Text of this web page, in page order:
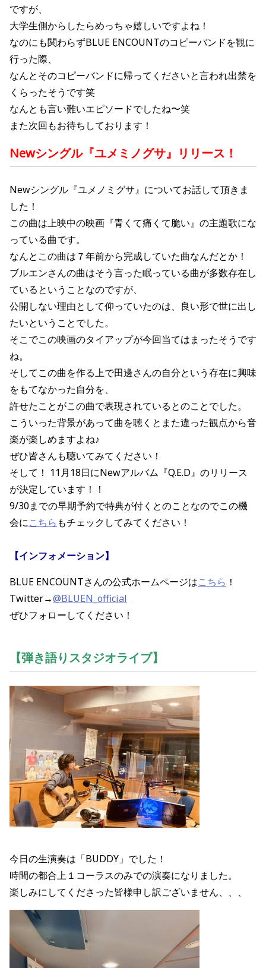
ですが、
大学生側からしたらめっちゃ嬉しいですよね！
なのにも関わらずBLUE ENCOUNTのコピーバンドを観に
行った際、
なんとそのコピーバンドに帰ってくださいと言われ出禁を
くらったそうです笑
なんとも言い難いエピソードでしたね〜笑
また次回もお待ちしております！
Newシングル『ユメミノグサ』 リリース！
Newシングル『ユメノミグサ』についてお話して頂きま
した！
この曲は上映中の映画『青くて痛くて脆い』の主題歌にな
っている曲です。
なんとこの曲は７年前から完成していた曲なんだとか！
ブルエンさんの曲はそう言った眠っている曲が多数存在し
ているということなのですが、
公開しない理由として仰っていたのは、良い形で世に出し
たいということでした。
そこでこの映画のタイアップが今回当てはまったそうです
ね。
そしてこの曲を作る上で田邊さんの自分という存在に興味
をもてなかった自分を、
許せたことがこの曲で表現されているとのことでした。
こういった背景があって曲を聴くとまた違った観点から音
楽が楽しめますよね♪
ぜひ皆さんも聴いてみてください！
そして！ 11月18日にNewアルバム『Q.E.D』のリリース
が決定しています！！
9/30までの早期予約で特典が付くとのことなのでこの機
会にこちら もチェックしてみてください！
【インフォメーション】
BLUE ENCOUNTさんの公式ホームページはこちら ！
Twitter→@BLUEN_official
ぜひフォローしてください！
【弾き語りスタジオライブ】
今日の生演奏は「BUDDY」でした！
時間の都合上１コーラスのみでの演奏になりました。
楽しみにしてくださった皆様申し訳ございません、、、